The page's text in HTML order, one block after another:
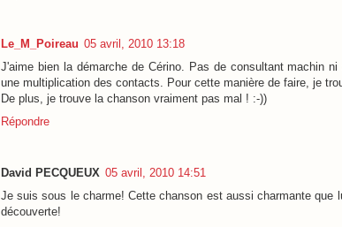
Le_M_Poireau 05 avril, 2010 13:18
J'aime bien la démarche de Cérino. Pas de consultant machin
une multiplication des contacts. Pour cette manière de faire, je
De plus, je trouve la chanson vraiment pas mal ! :-))
Répondre
David PECQUEUX 05 avril, 2010 14:51
Je suis sous le charme! Cette chanson est aussi charmante que
découverte!